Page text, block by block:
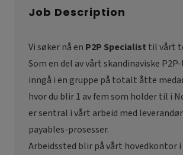
Job Description
Vi søker nå en P2P Specialist til vårt
Som en del av vårt skandinaviske
inngå i en gruppe på totalt åtte
hvor du blir 1 av fem som holder til i
er sentral i vårt arbeid med
payables-prosesser.
Arbeidssted blir på vårt hovedkontor i